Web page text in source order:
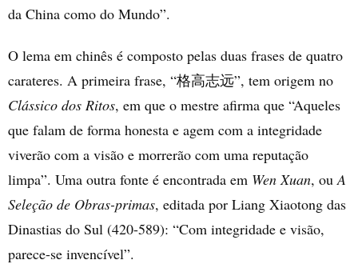
da China como do Mundo”.
O lema em chinês é composto pelas duas frases de quatro
carateres. A primeira frase, “格高志远”, tem origem no
Clássico dos Ritos, em que o mestre afirma que “Aqueles
que falam de forma honesta e agem com a integridade
viverão com a visão e morrerão com uma reputação
limpa”. Uma outra fonte é encontrada em Wen Xuan, ou A
Seleção de Obras-primas, editada por Liang Xiaotong das
Dinastias do Sul (420-589): “Com integridade e visão,
parece-se invencível”.